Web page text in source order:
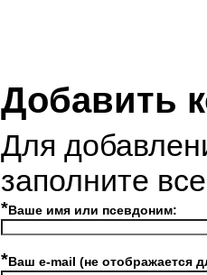
Добавить
Для
заполните
*Ваше имя или псевдоним:
*Ваш e-mail (не отображается